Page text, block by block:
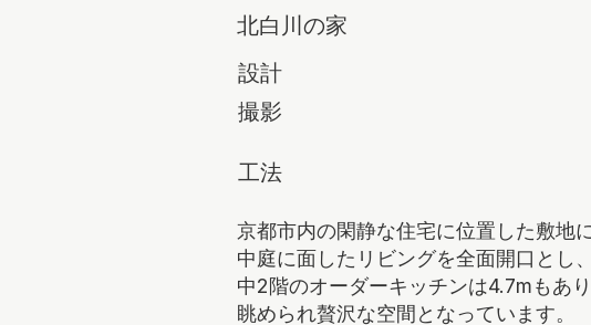
北白川の家
設計
撮影
​工法
京都市内の閑静な住宅に位置した敷地
中庭に面したリビングを全面開口とし
中2階のオーダーキッチンは4.7mもあ
眺められ贅沢な空間となっています。